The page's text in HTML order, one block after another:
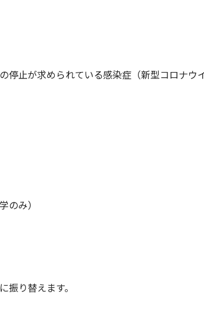
停止が求められている感染症（新型コロナ
のみ）
振り替えます。